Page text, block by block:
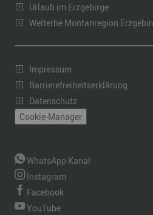
Urlaub im Erzgebirge
Welterbe Montanregion
Impressum
Barrierefreiheitserklärung
Datenschutz
Cookie-Manager
WhatsApp Kanal
Instagram
Facebook
YouTube